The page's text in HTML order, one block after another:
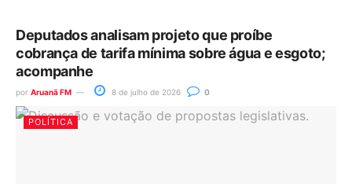
Deputados analisam projeto que proíbe
cobrança de tarifa mínima sobre água e esgoto;
acompanhe
por Aruanã FM 8 de julho de 2026 0
POLÍTICA